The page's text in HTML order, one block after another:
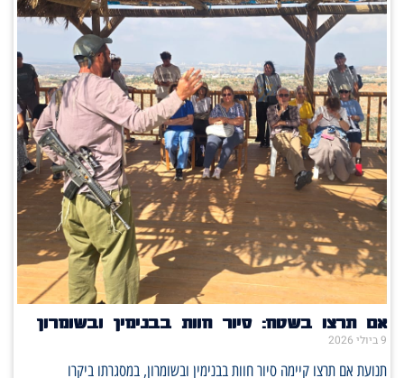
אם תרצו בשטח: סיור חוות בבנימין ובשומרון
9 ביולי 2026
תנועת אם תרצו קיימה סיור חוות בבנימין ובשומרון, במסגרתו ביקרו